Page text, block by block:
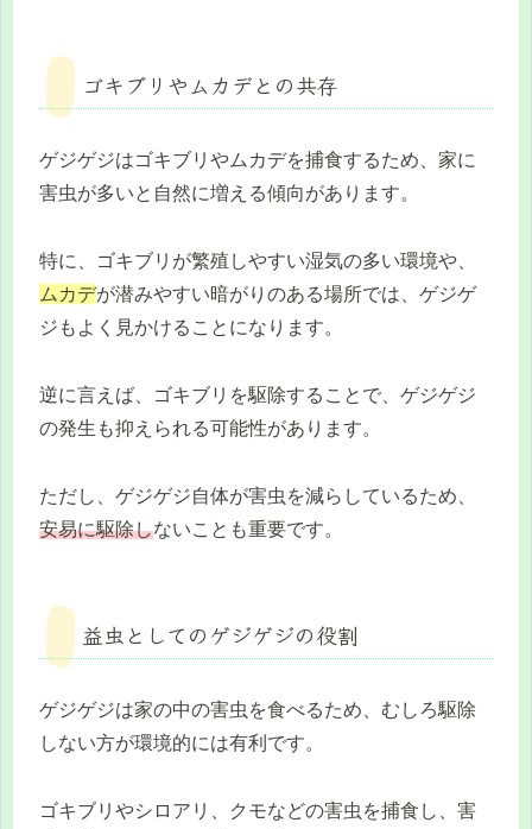
ゴキブリやムカデとの共存
ゲジゲジはゴキブリやムカデを捕食するため、家に
害虫が多いと自然に増える傾向があります。
特に、ゴキブリが繁殖しやすい湿気の多い環境や、
ムカデが潜みやすい暗がりのある場所では、ゲジゲ
ジもよく見かけることになります。
逆に言えば、ゴキブリを駆除することで、ゲジゲジ
の発生も抑えられる可能性があります。
ただし、ゲジゲジ自体が害虫を減らしているため、
安易に駆除しないことも重要です。
益虫としてのゲジゲジの役割
ゲジゲジは家の中の害虫を食べるため、むしろ駆除
しない方が環境的には有利です。
ゴキブリやシロアリ、クモなどの害虫を捕食し、害